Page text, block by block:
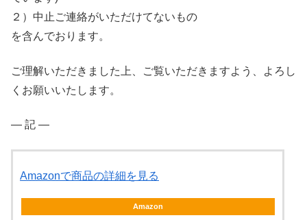
２）中止ご連絡がいただけてないもの
を含んでおります。
ご理解いただきました上、ご覧いただきますよう、よろし
くお願いいたします。
― 記 ―
Amazonで商品の詳細を見る
Amazon